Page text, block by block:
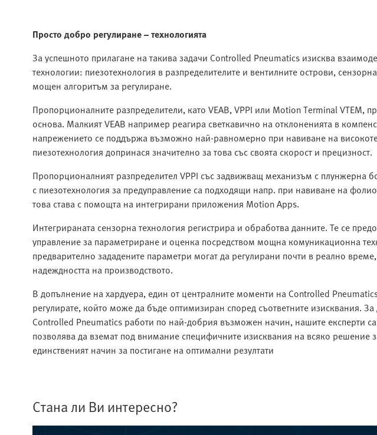
Просто добро регулиране – технологията
За успешното прилагане на такива задачи Controlled Pneumatics изисква
технологии: пиезотехнология в разпределителите и вентилните острови,
мощен алгоритъм за регулиране.
Пропорционалните разпределители, като VEAB, VPPI или Motion Terminal VTEM,
основа. Малкият VEAB например реагира светкавично на отклоненията в
напрежението се поддържа възможно най-равномерно при навиване на
пиезотехнология допринася значително за това със своята скорост и прецизност. ​​
Пропорционалният разпределител VPPI със задвижващ механизъм с плунжерна
с пиезотехнология за предуправление са подходящи напр. при навиване на
това става с помощта на интегрирани приложения Motion Apps.
Интегрираната сензорна технология регистрира и обработва данните. Те се
управление за параметриране и оценка посредством мощна комуникационна
предварително зададените параметри могат да регулирани почти в реално
надеждността на производството.
В допълнение на хардуера, един от централните моменти на Controlled
регулирате, който може да бъде оптимизиран според съответните изисквания. За
Controlled Pneumatics работи по най-добрия възможен начин, нашите експерти
позволява да вземат под внимание специфичните изисквания на всяко решение
единственият начин за постигане на оптимални резултати
Стана ли Ви интересно?